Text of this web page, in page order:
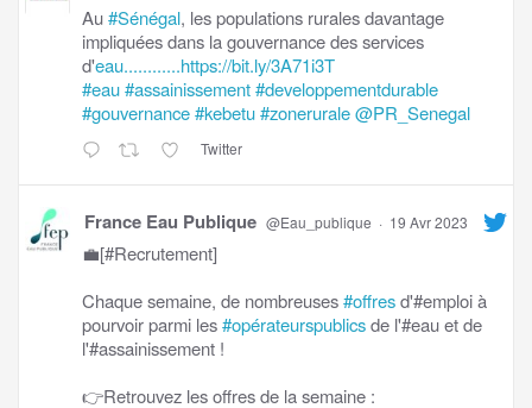
Au#Sénégal, les populations rurales davantage
impliquées dans la gouvernance des services
d'eau............https://bit.ly/3A71i3T
#eau#assainissement#developpementdurable
#gouvernance#kebetu#zonerurale@PR_Senegal
Twitter
France Eau Publique @Eau_publique · 19 Avr 2023
💼[#Recrutement]
Chaque semaine, de nombreuses#offresd'#emploi à
pourvoir parmi les#opérateurspublicsde l'#eau et de
l'#assainissement !
👉Retrouvez les offres de la semaine :